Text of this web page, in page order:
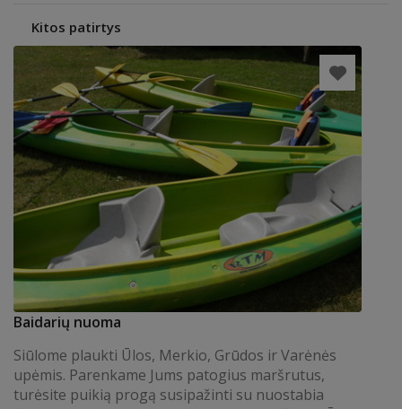
Kitos patirtys
Baidarių nuoma
Siūlome plaukti Ūlos, Merkio, Grūdos ir Varėnės
upėmis. Parenkame Jums patogius maršrutus,
turėsite puikią progą susipažinti su nuostabia